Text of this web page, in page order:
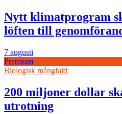
Nytt klimatprogram
löften till
7 augusti
Premium
Biologisk mångfald
200 miljoner dollar
utrotning